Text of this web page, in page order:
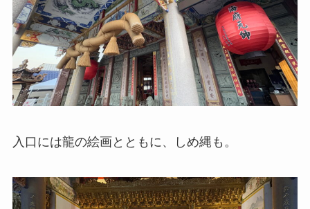
入口には龍の絵画とともに、しめ縄も。